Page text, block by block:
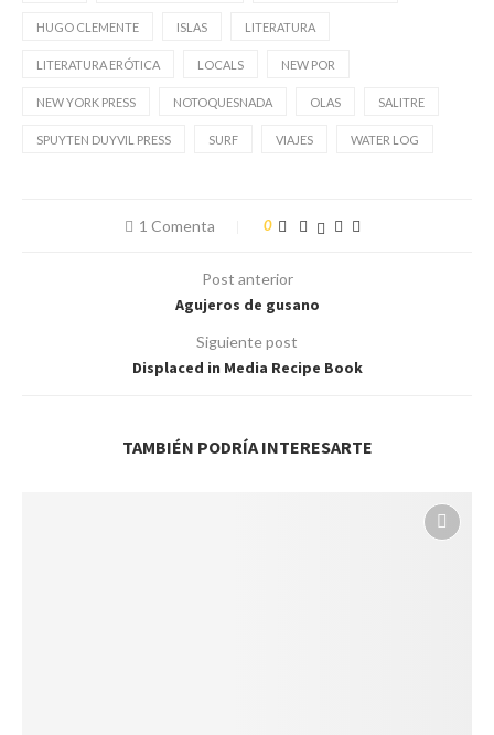
HUGO CLEMENTE ISLAS LITERATURA
LITERATURA ERÓTICA LOCALS NEW POR
NEW YORK PRESS NOTOQUESNADA OLAS SALITRE
SPUYTEN DUYVIL PRESS SURF VIAJES WATER LOG
1 Comenta 0
Post anterior
Agujeros de gusano
Siguiente post
Displaced in Media Recipe Book
TAMBIÉN PODRÍA INTERESARTE